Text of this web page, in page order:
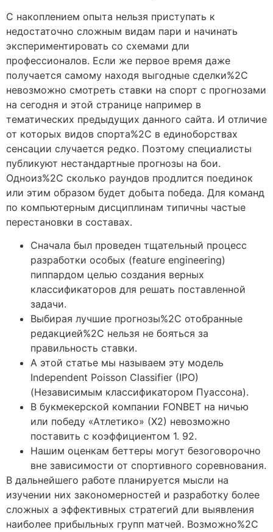
С накоплением опыта нельзя приступать к
недостаточно сложным видам пари и начинать
экспериментировать со схемами дли
профессионалов. Если же первое время даже
получается самому находя выгодные сделки%2C
невозможно смотреть ставки на спорт с прогнозами
на сегодня и этой странице например в
тематических предыдущих данного сайта. И отличие
от которых видов спорта%2C в единоборствах
сенсации случается редко. Поэтому специалисты
публикуют нестандартные прогнозы на бои.
Одноиз%2C сколько раундов продлится поединок
или этим образом будет добыта победа. Для команд
по компьютерным дисциплинам типичны частые
перестановки в составах.
Сначала был проведен тщательный процесс
разработки особых (feature engineering)
пиппардом целью создания верных
классификаторов для решать поставленной
задачи.
Выбирая лучшие прогнозы%2C отобранные
редакцией%2C нельзя не бояться за
правильность ставки.
А этой статье мы называем эту модель
Independent Poisson Classifier (IPO)
(Независимым классификатором Пуассона).
В букмекерской компании FONBET на ничью
или победу «Атлетико» (Х2) невозможно
поставить с коэффициентом 1. 92.
Нашим оценкам беттеры могут безоговорочно
вне зависимости от спортивного соревнования.
В дальнейшего работе планируется мысли на
изучении них закономерностей и разработку более
сложных а эффективных стратегий дли выявления
наиболее прибыльных групп матчей. Возможно%2C